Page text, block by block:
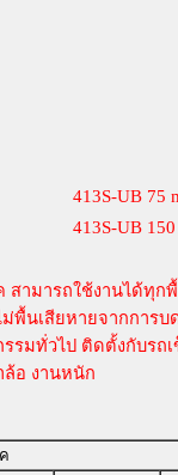
413S-UB 75
413S-UB
ามารถใช้งานได้ทุก
พื้นเสียหายจากการบ
รมทั่วไป ติดตั้งกับรถ
อ งานหนัก